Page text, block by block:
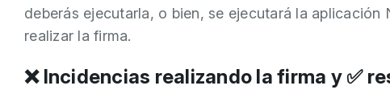
deberás ejecutarla, o bien, se ejecutará la
realizar la firma.
❌ Incidencias realizando la firma y ✅